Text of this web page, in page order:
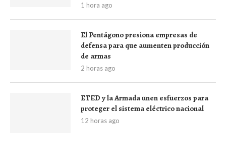
1 hora ago
El Pentágono presiona empresas de
defensa para que aumenten producción
de armas
2 horas ago
ETED y la Armada unen esfuerzos para
proteger el sistema eléctrico nacional
12 horas ago